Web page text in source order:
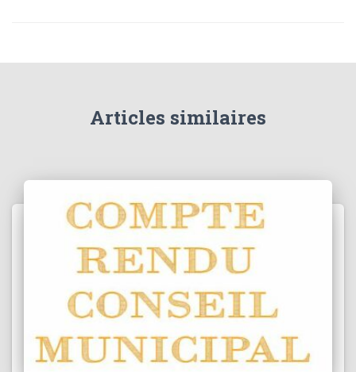
Articles similaires